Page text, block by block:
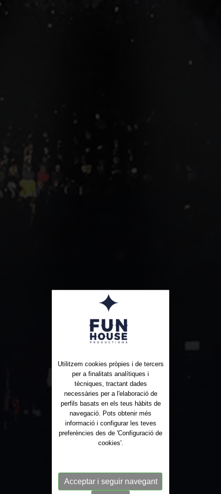
Utilitzem cookies pròpies i de tercers
per a finalitats analítiques i
tècniques, tractant dades
necessàries per a l'elaboració de
perfils basats en els teus hàbits de
navegació. Pots obtenir més
informació i configurar les teves
preferències des de 'Configuració de
cookies'.
Acceptar i seguir navegant